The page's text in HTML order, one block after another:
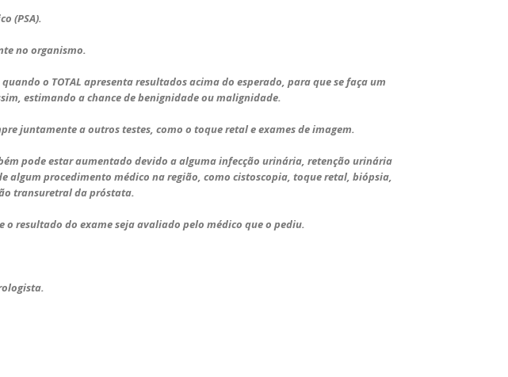
(PSA). ⠀
no organismo. ⠀
o TOTAL apresenta resultados acima do esperado, para que se faça um
estimando a chance de benignidade ou malignidade. ⠀
juntamente a outros testes, como o toque retal e exames de imagem. ⠀
pode estar aumentado devido a alguma infecção urinária, retenção urinária
algum procedimento médico na região, como cistoscopia, toque retal, biópsia,
transuretral da próstata.
o resultado do exame seja avaliado pelo médico que o pediu.